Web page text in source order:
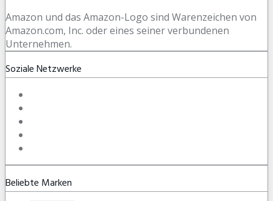
Amazon und das Amazon-Logo sind Warenzeichen von
Amazon.com, Inc. oder eines seiner verbundenen
Unternehmen.
Soziale Netzwerke
Beliebte Marken